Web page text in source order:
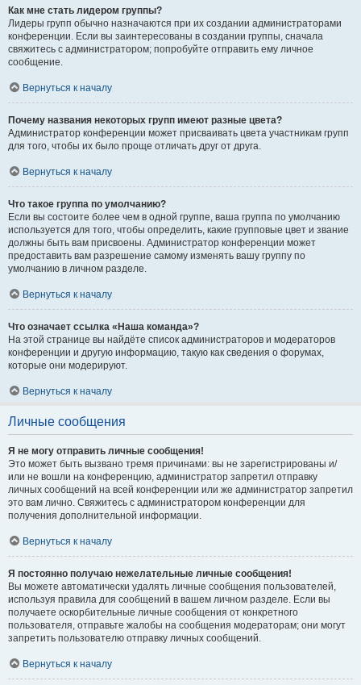
Как мне стать лидером группы?
Лидеры групп обычно назначаются при их создании администраторами
конференции. Если вы заинтересованы в создании группы, сначала
свяжитесь с администратором; попробуйте отправить ему личное
сообщение.
Вернуться к началу
Почему названия некоторых групп имеют разные цвета?
Администратор конференции может присваивать цвета участникам групп
для того, чтобы их было проще отличать друг от друга.
Вернуться к началу
Что такое группа по умолчанию?
Если вы состоите более чем в одной группе, ваша группа по умолчанию
используется для того, чтобы определить, какие групповые цвет и звание
должны быть вам присвоены. Администратор конференции может
предоставить вам разрешение самому изменять вашу группу по
умолчанию в личном разделе.
Вернуться к началу
Что означает ссылка «Наша команда»?
На этой странице вы найдёте список администраторов и модераторов
конференции и другую информацию, такую как сведения о форумах,
которые они модерируют.
Вернуться к началу
Личные сообщения
Я не могу отправить личные сообщения!
Это может быть вызвано тремя причинами: вы не зарегистрированы и/
или не вошли на конференцию, администратор запретил отправку
личных сообщений на всей конференции или же администратор запретил
это вам лично. Свяжитесь с администратором конференции для
получения дополнительной информации.
Вернуться к началу
Я постоянно получаю нежелательные личные сообщения!
Вы можете автоматически удалять личные сообщения пользователей,
используя правила для сообщений в вашем личном разделе. Если вы
получаете оскорбительные личные сообщения от конкретного
пользователя, отправьте жалобы на сообщения модераторам; они могут
запретить пользователю отправку личных сообщений.
Вернуться к началу